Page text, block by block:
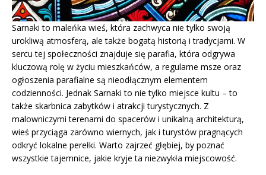
Sarnaki to maleńka wieś, która zachwyca nie tylko swoją
urokliwą atmosferą, ale także bogatą historią i tradycjami. W
sercu tej społeczności znajduje się parafia, która odgrywa
kluczową rolę w życiu mieszkańców, a regularne msze oraz
ogłoszenia parafialne są nieodłącznym elementem
codzienności. Jednak Sarnaki to nie tylko miejsce kultu – to
także skarbnica zabytków i atrakcji turystycznych. Z
malowniczymi terenami do spacerów i unikalną architekturą,
wieś przyciąga zarówno wiernych, jak i turystów pragnących
odkryć lokalne perełki. Warto zajrzeć głębiej, by poznać
wszystkie tajemnice, jakie kryje ta niezwykła miejscowość.